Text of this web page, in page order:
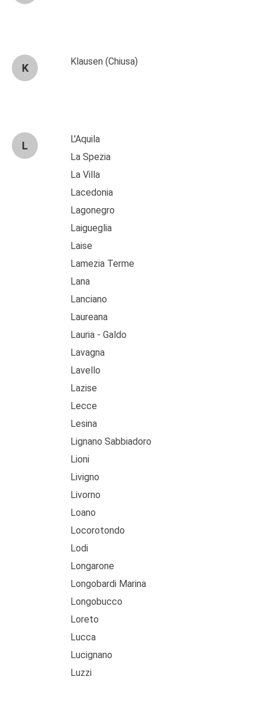
K
Klausen (Chiusa)
L
L'Aquila
La Spezia
La Villa
Lacedonia
Lagonegro
Laigueglia
Laise
Lamezia Terme
Lana
Lanciano
Laureana
Lauria - Galdo
Lavagna
Lavello
Lazise
Lecce
Lesina
Lignano Sabbiadoro
Lioni
Livigno
Livorno
Loano
Locorotondo
Lodi
Longarone
Longobardi Marina
Longobucco
Loreto
Lucca
Lucignano
Luzzi